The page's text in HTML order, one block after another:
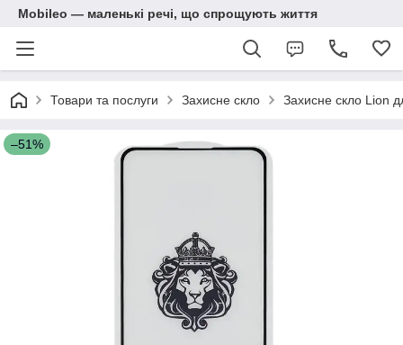
Mobileo — маленькі речі, що спрощують життя
Товари та послуги Захисне скло Захисне скло Lion
–51%